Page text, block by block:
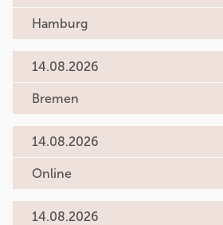
Hamburg
14.08.2026
Bremen
14.08.2026
Online
14.08.2026